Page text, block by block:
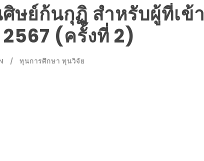
ษย์ก้นกุฏิ สำหรับผู้ที่เข้า
(ครั้งที่ 2)
ทุนการศึกษา ทุนวิจัย